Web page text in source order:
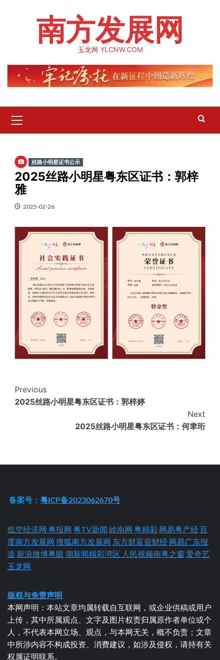
南方发展网
玉龙网 YLCNW.COM
Menu
丝路小明星证书公示
2025丝路小明星粤东区证书：郭梓
雅
2025-02-26
Continue
Reading
Previous
2025丝路小明星粤东区证书：郭梓婷
Next
2025丝路小明星粤东区证书：何聿珩
备案号：粤ICP备2023062670号
低空经济网 粤报网 粤TV新闻 岭南网 粤精彩 网易粤产经百
度南方发展网 搜狐南方发展网 东方财富壹财经 网易广东报
道 新浪微博粤眼 潮新闻精彩湾区 人民视频南粤之窗 爱奇艺
玉龙网
版权与免责声明
本网声明：本站文章均属转载自互联网，或企业供稿或用户
上传，其中所属观点、文字及图片权责归属原作者单位或个
人，不代表本网立场、观点，与本网无关，概不负责；文章
中所涉内容不构成投资、消费建议，如涉及侵权，请持有关
权属证明联系。